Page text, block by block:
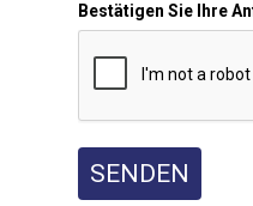
Bestätigen Sie Ihre
SENDEN